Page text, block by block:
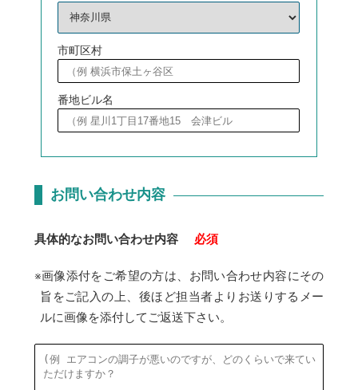
市町区村
番地ビル名
お問い合わせ内容
具体的なお問い合わせ内容 必須
※画像添付をご希望の方は、お問い合わせ内容にその
旨をご記入の上、後ほど担当者よりお送りするメー
ルに画像を添付してご返送下さい。